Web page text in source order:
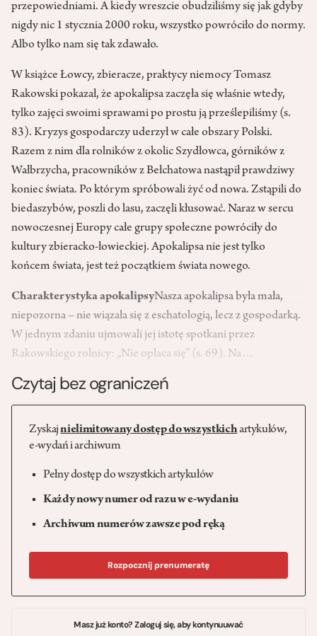
przepowiedniami. A kiedy wreszcie obudziliśmy się jak gdyby
nigdy nic 1 stycznia 2000 roku, wszystko powróciło do normy.
Albo tylko nam się tak zdawało.
W książce Łowcy, zbieracze, praktycy niemocy Tomasz
Rakowski pokazał, że apokalipsa zaczęła się właśnie wtedy,
tylko zajęci swoimi sprawami po prostu ją prześlepiliśmy (s.
83). Kryzys gospodarczy uderzył w całe obszary Polski.
Razem z nim dla rolników z okolic Szydłowca, górników z
Wałbrzycha, pracowników z Bełchatowa nastąpił prawdziwy
koniec świata. Po którym spróbowali żyć od nowa. Zstąpili do
biedaszybów, poszli do lasu, zaczęli kłusować. Naraz w sercu
nowoczesnej Europy całe grupy społeczne powróciły do
kultury zbieracko-łowieckiej. Apokalipsa nie jest tylko
końcem świata, jest też początkiem świata nowego.
Charakterystyka apokalipsyNasza apokalipsa była mała,
niepozorna – nie wiązała się z eschatologią, lecz z gospodarką.
W jednym zdaniu ujmowali jej istotę spotkani przez
Rakowskiego rolnicy: „Nie opłaca się” (s. 69). Na…
Czytaj bez ograniczeń
Zyskajnielimitowany dostęp do wszystkichartykułów,
e-wydań i archiwum
Pełny dostęp do wszystkich artykułów
Każdy nowy numer od razu w e-wydaniu
Archiwum numerów zawsze pod ręką
Rozpocznij prenumeratę
Masz już konto? Zaloguj się, aby kontynuuwać